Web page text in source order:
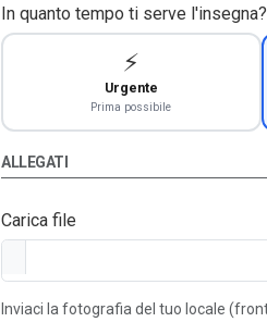
In quanto tempo ti serve l'insegna?
⚡
Urgente
Prima possibile
ALLEGATI
Carica file
Inviaci la fotografia del tuo locale